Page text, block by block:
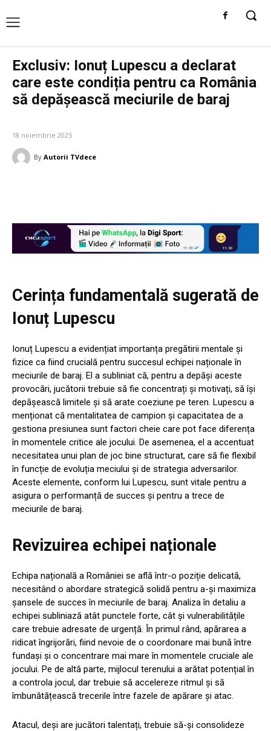
Exclusiv: Ionuț Lupescu a declarat
care este condiția pentru ca România
să depășească meciurile de baraj
18 noiembrie 2025
By Autorii TVdece
Cerința fundamentală sugerată de
Ionuț Lupescu
Ionuț Lupescu a evidențiat importanța pregătirii mentale și
fizice ca fiind crucială pentru succesul echipei naționale în
meciurile de baraj. El a subliniat că, pentru a depăși aceste
provocări, jucătorii trebuie să fie concentrați și motivați, să își
depășească limitele și să arate coeziune pe teren. Lupescu a
menționat că mentalitatea de campion și capacitatea de a
gestiona presiunea sunt factori cheie care pot face diferența
în momentele critice ale jocului. De asemenea, el a accentuat
necesitatea unui plan de joc bine structurat, care să fie flexibil
în funcție de evoluția meciului și de strategia adversarilor.
Aceste elemente, conform lui Lupescu, sunt vitale pentru a
asigura o performanță de succes și pentru a trece de
meciurile de baraj.
Revizuirea echipei naționale
Echipa națională a României se află într-o poziție delicată,
necesitând o abordare strategică solidă pentru a-și maximiza
șansele de succes în meciurile de baraj. Analiza în detaliu a
echipei subliniază atât punctele forte, cât și vulnerabilitățile
care trebuie adresate de urgență. În primul rând, apărarea a
ridicat îngrijorări, fiind nevoie de o coordonare mai bună între
fundași și o concentrare mai mare în momentele cruciale ale
jocului. Pe de altă parte, mijlocul terenului a arătat potențial în
a controla jocul, dar trebuie să accelereze ritmul și să
îmbunătățească trecerile între fazele de apărare și atac.
Atacul, deși are jucători talentați, trebuie să-și consolideze